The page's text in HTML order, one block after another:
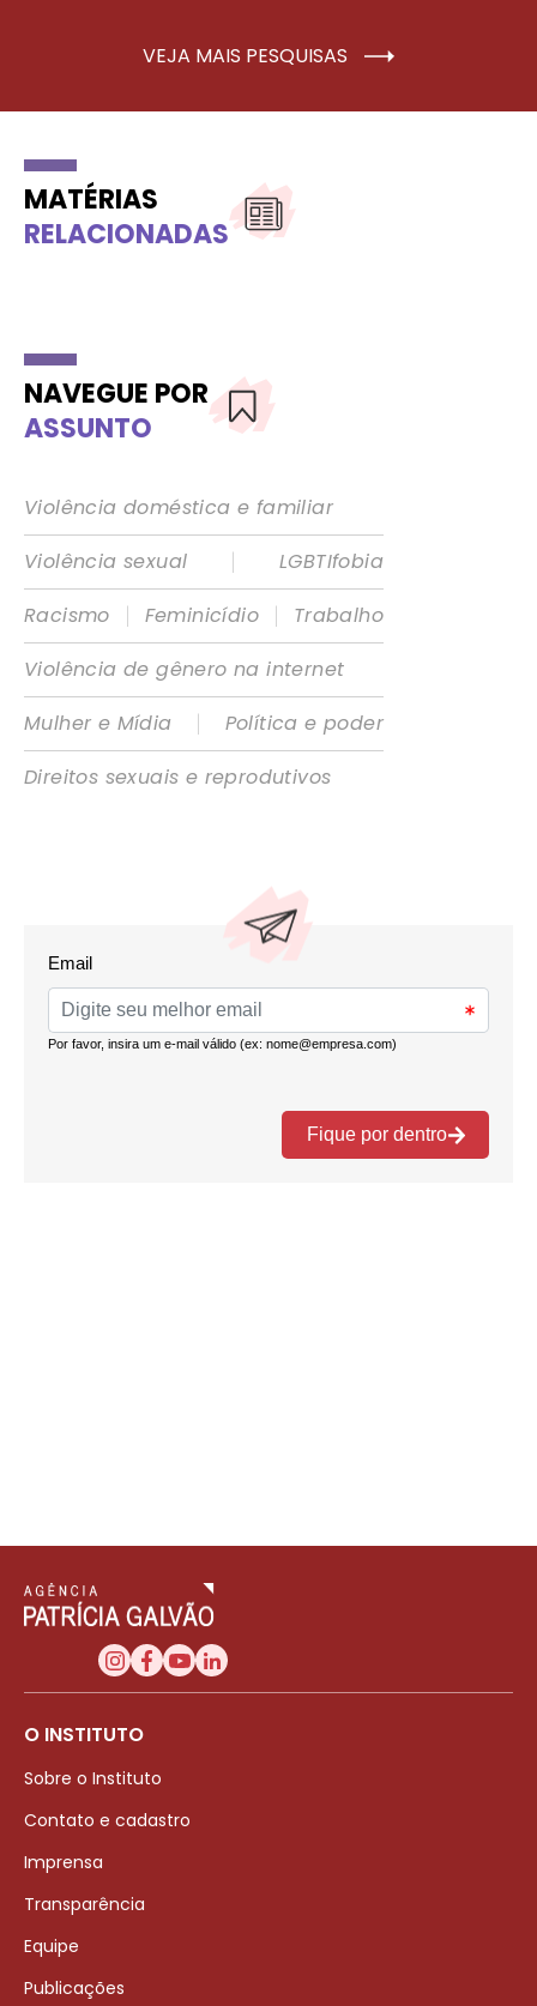
VEJA MAIS PESQUISAS
MATÉRIAS
RELACIONADAS
NAVEGUE POR
ASSUNTO
Violência doméstica e familiar
Violência sexual
|
LGBTIfobia
Racismo
| Feminicídio |
Trabalho
Violência de gênero na internet
Mulher e Mídia
|
Política e poder
Direitos sexuais e reprodutivos
O INSTITUTO
Sobre o Instituto
Contato e cadastro
Imprensa
Transparência
Equipe
Publicações